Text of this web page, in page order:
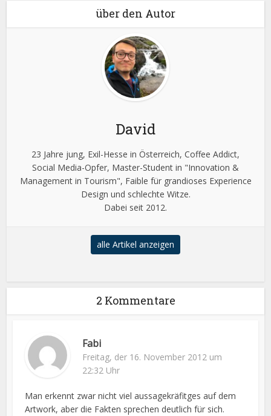
über den Autor
David
23 Jahre jung, Exil-Hesse in Österreich, Coffee Addict,
Social Media-Opfer, Master-Student in "Innovation &
Management in Tourism", Faible für grandioses Experience
Design und schlechte Witze.
Dabei seit 2012.
alle Artikel anzeigen
2 Kommentare
Fabi
Freitag, der 16. November 2012 um
22:32 Uhr
Man erkennt zwar nicht viel aussagekräfitges auf dem
Artwork, aber die Fakten sprechen deutlich für sich.